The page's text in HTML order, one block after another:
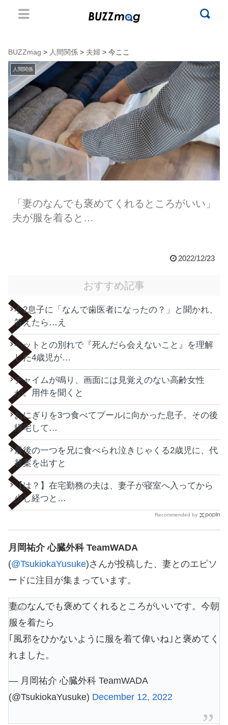
BUZZmag > 人間関係 > 夫婦 > 今ここ
人間関係
「妻のなんでも褒めてくれるところがいい」
夫が服を着ると…
2022/12/23
おすすめ記事
小2息子に「なんで歯医者になったの？」と聞かれ、
答えたら…え
ペットとの別れで『死んだら会えないこと』を理解
した4歳児が…
チャイムが鳴り、画面には見覚えのない高齢女性
が。用件を聞くと
おにぎりを3つ食べてプールに向かった息子。その後
帰宅して…
最後の一つを兄に食べられ泣きじゃくる2歳児に、代
替案を出すと
【は？】在宅勤務の夫は、妻子が寝室へ入ってから
少し経つと…
Recommended by
月岡祐介 心臓外科 TeamWADA
(@TsukiokaYusuke)さんが投稿した、妻とのエピソ
ードに注目が集まっています。
妻のなんでも褒めてくれるところがいいです。今朝
服を着たら
｢風邪をひかないように服を着て偉いね｣と褒めてく
れました。
— 月岡祐介 心臓外科 TeamWADA
(@TsukiokaYusuke) December 12, 2022